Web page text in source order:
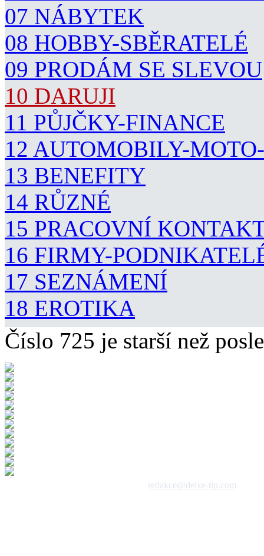
07 NÁBYTEK
08 HOBBY-SBĚRATELÉ
09 PRODÁM SE SLEVOU
10 DARUJI
11 PŮJČKY-FINANCE
12 AUTOMOBILY-
13 BENEFITY
14 RŮZNÉ
15 PRACOVNÍ
16 FIRMY-
17 SEZNÁMENÍ
18 EROTIKA
Číslo 725 je starší než
redakce@deixe-tip.com